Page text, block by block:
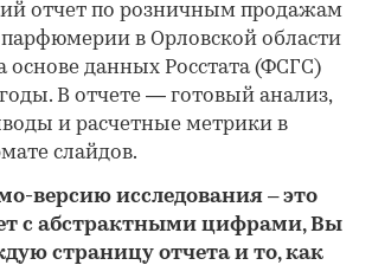
отчет по розничным продажам
в Орловской области
основе данных Росстата (ФСГС)
годы. В отчете — готовый анализ,
и расчетные метрики в
слайдов.
-версию исследования – это
с абстрактными цифрами, Вы
страницу отчета и то,как